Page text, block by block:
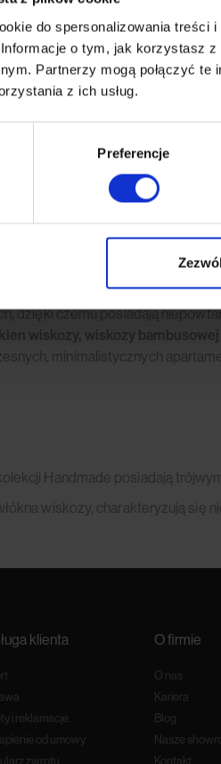
do spersonalizowania treści
o tym, jak korzystasz
Partnerzy mogą połączyć
z ich usług.
Preferencje
tkanin, z których możemy stworzyć
się z naszym biurem obsługi.
wykonanych dywanów, która
dzięki czemu posiadają
wiskozy, wiskozy
minimalistycznych
Handmade posiadają
wiskozy, charakteryzują się
klienta
i reklamacje
od umowy
zwrotu
O firmie
O nas
Kariera
Blog
Nasze
Kontakt